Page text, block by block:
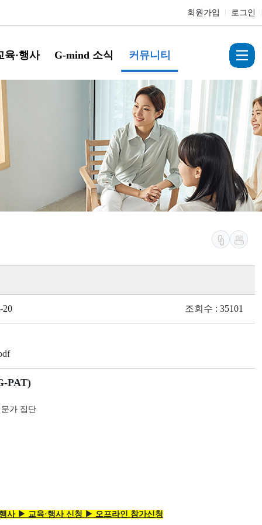
회원가입 로그인
육·행사 G-mind 소식 커뮤니티
20 조회수 : 35101
PAT)
가 집단
사 ▶ 교육·행사 신청 ▶ 오프라인 참가신청